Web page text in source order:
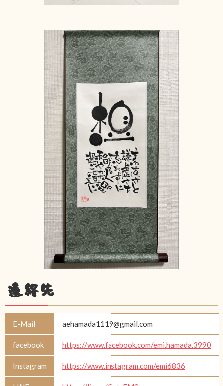
連絡先
E-Mail aehamada1119@gmail.com
facebook https://www.facebook.com/emi.hamada.3990
Instagram https://www.instagram.com/emi6836